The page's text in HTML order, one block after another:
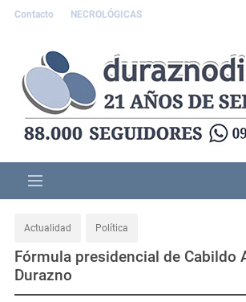
Contacto NECROLÓGICAS
Actualidad Política
Fórmula presidencial de Cabildo
Durazno